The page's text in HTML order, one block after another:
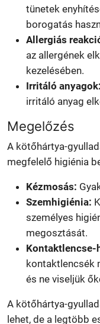
tünetek
borogatás
Allergiás
az allergének
kezelésében.
Irritáló anyagok:
irritáló anyag
Megelőzés
A kötőhártya-
megfelelő higiénia
Kézmosás:
Szemhigiénia:
személyes
megosztását.
Kontaktlencse-
kontaktlencsék
és ne viseljük
A kötőhártya-
lehet, de a legtöbb